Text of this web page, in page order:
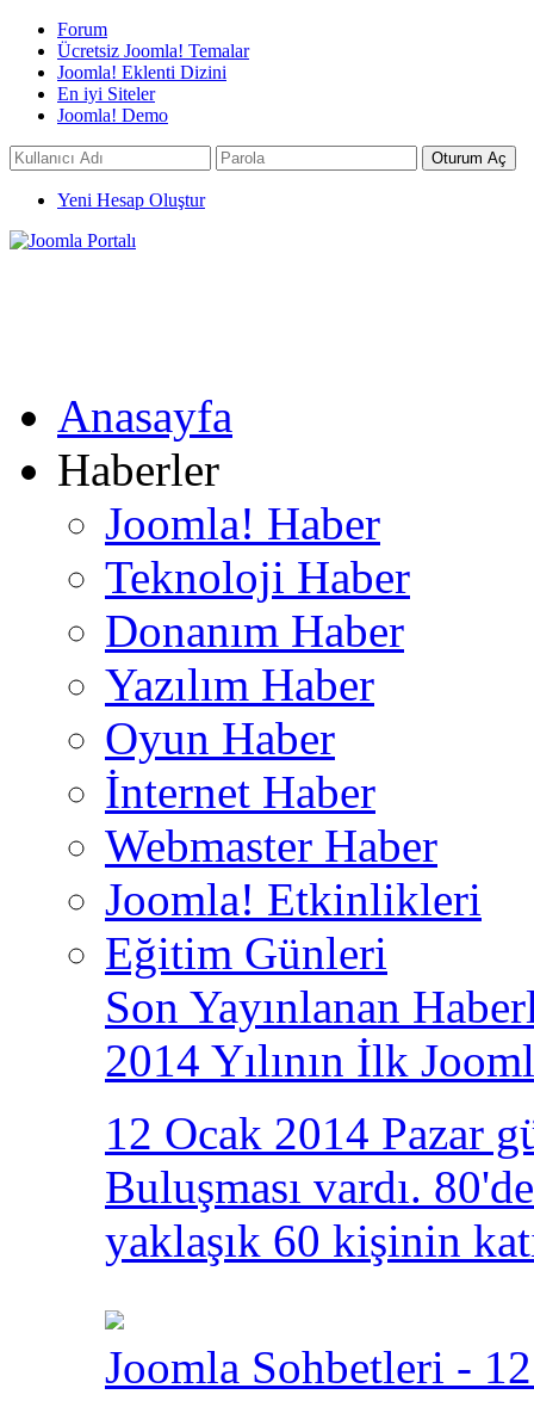
Forum
Ücretsiz Joomla! Temalar
Joomla! Eklenti Dizini
En iyi Siteler
Joomla! Demo
Yeni Hesap Oluştur
Anasayfa
Haberler
Joomla! Haber
Teknoloji Haber
Donanım Haber
Yazılım Haber
Oyun Haber
İnternet Haber
Webmaster Haber
Joomla! Etkinlikleri
Eğitim Günleri
Son Yayınlanan
2014 Yılının İlk
12 Ocak 2014 Pazar
Buluşması vardı.
yaklaşık 60 kişinin
Joomla Sohbetleri -